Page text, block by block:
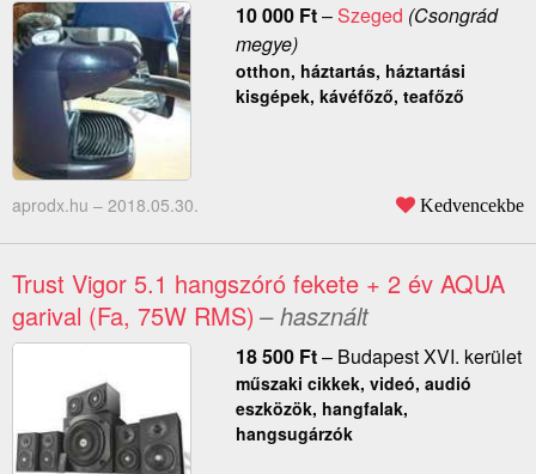
10 000 Ft–Szeged (Csongrád
megye)
otthon, háztartás, háztartási
kisgépek, kávéfőző, teafőző
aprodx.hu – 2018.05.30. Kedvencekbe
Trust Vigor 5.1 hangszóró fekete + 2 év AQUA
garival (Fa, 75W RMS) – használt
18 500 Ft– Budapest XVI. kerület
műszaki cikkek, videó, audió
eszközök, hangfalak,
hangsugárzók